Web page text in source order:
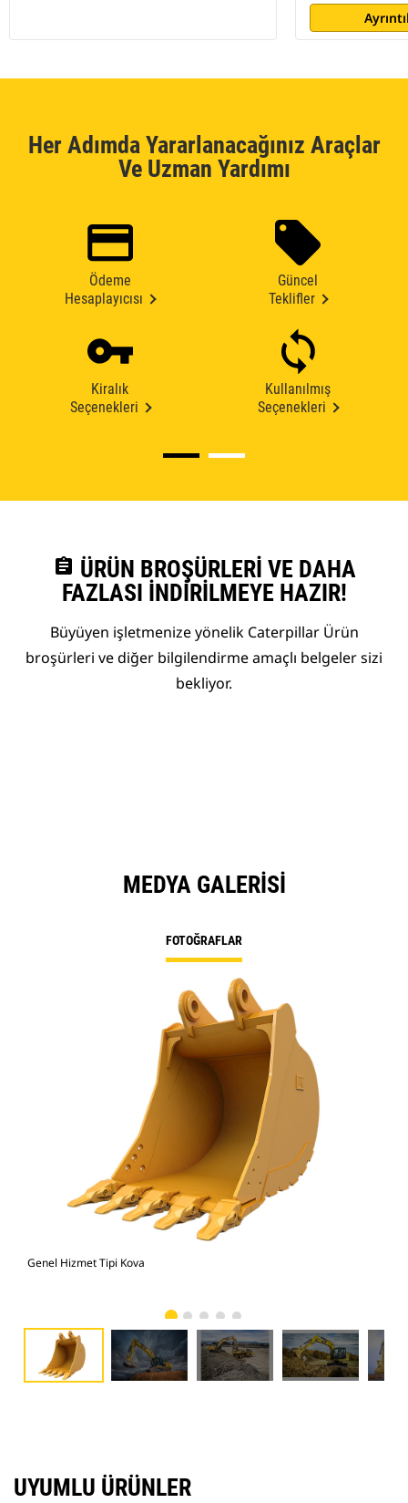
Her Adımda Yararlanacağınız Araçlar
Ve Uzman Yardımı
Ödeme
Hesaplayıcısı
Güncel
Teklifler
Kiralık
Seçenekleri
Kullanılmış
Seçenekleri
assignment ÜRÜN BROŞÜRLERI VE DAHA
FAZLASI İNDIRILMEYE HAZIR!
Büyüyen işletmenize yönelik Caterpillar Ürün
broşürleri ve diğer bilgilendirme amaçlı belgeler sizi
bekliyor.
MEDYA GALERISI
FOTOĞRAFLAR
Genel Hizmet Tipi Kova
UYUMLU ÜRÜNLER